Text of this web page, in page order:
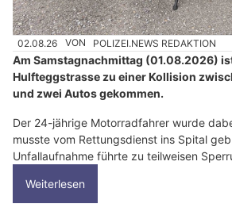
02.08.26 VON POLIZEI.NEWS REDAKTION
Am Samstagnachmittag (01.08.2026)
Hulfteggstrasse zu einer Kollision
und zwei Autos gekommen.
Der 24-jährige Motorradfahrer wurde
musste vom Rettungsdienst ins Spital
Unfallaufnahme führte zu teilweisen
Weiterlesen